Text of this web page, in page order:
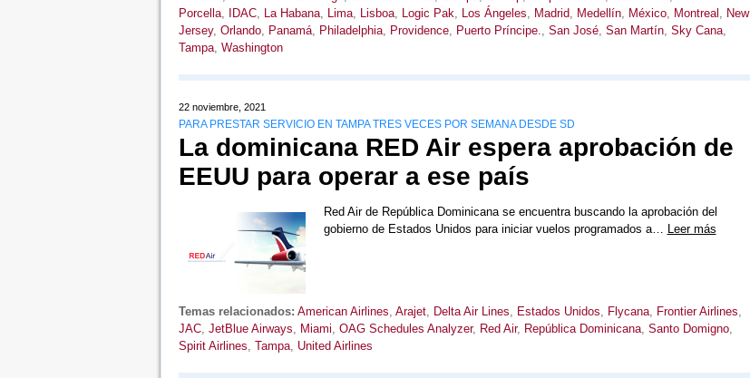
Porcella, IDAC, La Habana, Lima, Lisboa, Logic Pak, Los Ángeles, Madrid, Medellín, México, Montreal , New
Jersey, Orlando, Panamá, Philadelphia, Providence, Puerto Príncipe., San José, San Martín, Sky Cana,
Tampa, Washington
22 noviembre, 2021
PARA PRESTAR SERVICIO EN TAMPA TRES VECES POR SEMANA DESDE SD
La dominicana RED Air espera aprobación de
EEUU para operar a ese país
Red Air de República Dominicana se encuentra buscando la aprobación del
gobierno de Estados Unidos para iniciar vuelos programados a… Leer más
Temas relacionados: American Airlines, Arajet, Delta Air Lines, Estados Unidos, Flycana, Frontier Airlines,
JAC, JetBlue Airways, Miami, OAG Schedules Analyzer, Red Air, República Dominicana, Santo Domigno,
Spirit Airlines, Tampa, United Airlines